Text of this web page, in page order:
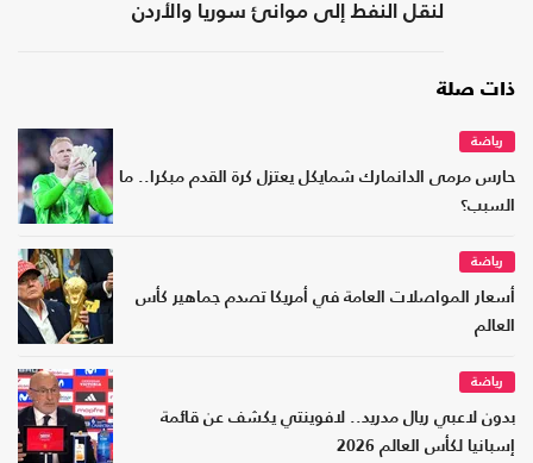
لنقل النفط إلى موانئ سوريا والأردن
ذات صلة
رياضة
حارس مرمى الدانمارك شمايكل يعتزل كرة القدم مبكرا.. ما
السبب؟
رياضة
أسعار المواصلات العامة في أمريكا تصدم جماهير كأس
العالم
رياضة
بدون لاعبي ريال مدريد.. لافوينتي يكشف عن قائمة
إسبانيا لكأس العالم 2026